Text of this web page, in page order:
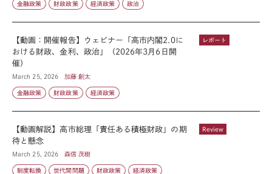
金融政策 財政政策 経済政策 政治
レポート
【動画：開催報告】ウェビナー「高市内閣2.0に
おける財政、金利、政治」（2026年3月6日開
催）
March 25, 2026 加藤 創太
金融政策 財政政策 経済政策
Review
【動画解説】高市総理「責任ある積極財政」の期
待と懸念
March 25, 2026 森信 茂樹
制度転換 世代間問題 財政政策 経済政策